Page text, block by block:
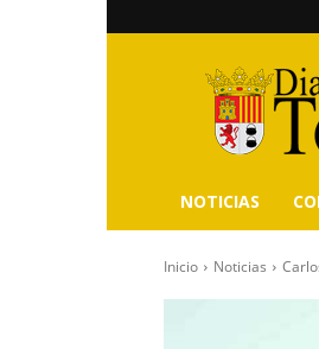
Diario
de
Torrejón
NOTICIAS
Inicio Noticias